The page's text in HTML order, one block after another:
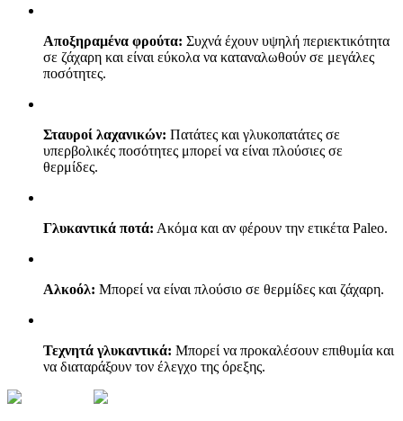
Αποξηραμένα φρούτα: Συχνά έχουν υψηλή περιεκτικότητα
σε ζάχαρη και είναι εύκολα να καταναλωθούν σε μεγάλες
ποσότητες.
Σταυροί λαχανικών: Πατάτες και γλυκοπατάτες σε
υπερβολικές ποσότητες μπορεί να είναι πλούσιες σε
θερμίδες.
Γλυκαντικά ποτά: Ακόμα και αν φέρουν την ετικέτα Paleo.
Αλκοόλ: Μπορεί να είναι πλούσιο σε θερμίδες και ζάχαρη.
Τεχνητά γλυκαντικά: Μπορεί να προκαλέσουν επιθυμία και
να διαταράξουν τον έλεγχο της όρεξης.